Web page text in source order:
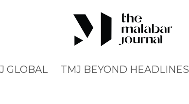
GLOBAL TMJ BEYOND HEADLINES